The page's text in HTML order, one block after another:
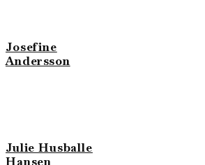
Josefine
Andersson
Julie Husballe
Hansen